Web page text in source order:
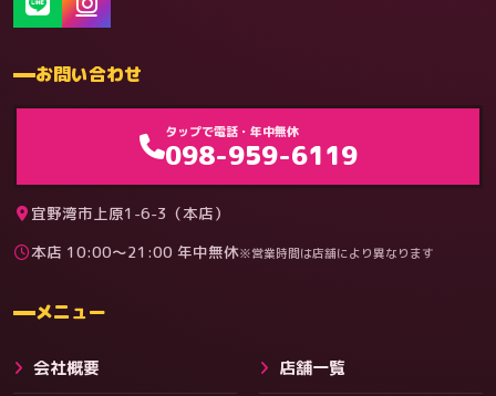
料金
お問い合わせ
タップで電話・年中無休
098-959-6119
宜野湾市上原1-6-3（本店）
本店 10:00〜21:00 年中無休※営業時間は店舗により異なります
メニュー
会社概要 店舗一覧